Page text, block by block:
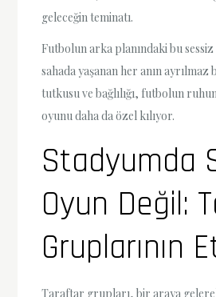
geleceğin teminatı.
Futbolun arka planındaki bu
sahada yaşanan her anın ayrılmaz
tutkusu ve bağlılığı, futbolun
oyunu daha da özel kılıyor.
Stadyumda
Oyun Değil:
Gruplarının
Taraftar grupları, bir araya